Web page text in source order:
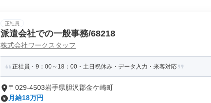
正社員
派遣会社での一般事務/68218
株式会社ワークスタッフ
正社員・9：00～18：00・土日祝休み・データ入力・来客対応
〒029-4503岩手県胆沢郡金ケ崎町
月給18万円